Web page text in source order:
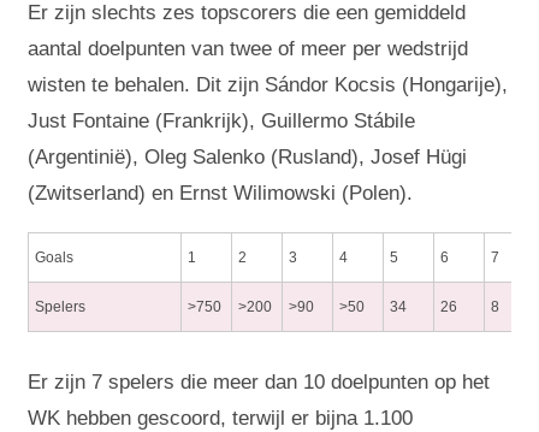
Er zijn slechts zes topscorers die een gemiddeld
aantal doelpunten van twee of meer per wedstrijd
wisten te behalen. Dit zijn Sándor Kocsis (Hongarije),
Just Fontaine (Frankrijk), Guillermo Stábile
(Argentinië), Oleg Salenko (Rusland), Josef Hügi
(Zwitserland) en Ernst Wilimowski (Polen).
Goals 1 2 3 4 5 6 7
Spelers >750 >200 >90 >50 34 26 8
Er zijn 7 spelers die meer dan 10 doelpunten op het
WK hebben gescoord, terwijl er bijna 1.100